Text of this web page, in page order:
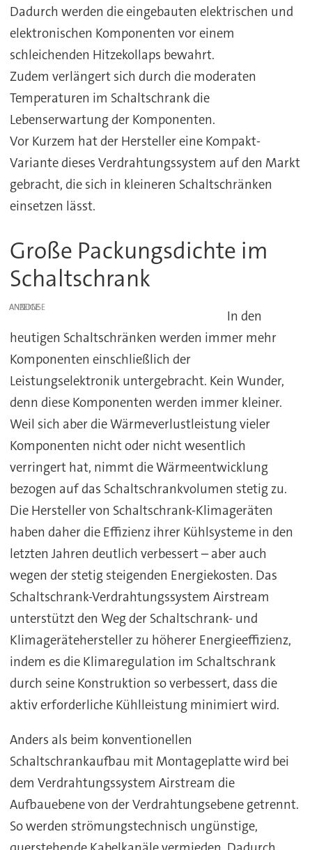
Dadurch werden die eingebauten elektrischen und
elektronischen Komponenten vor einem
schleichenden Hitzekollaps bewahrt.
Zudem verlängert sich durch die moderaten
Temperaturen im Schaltschrank die
Lebenserwartung der Komponenten.
Vor Kurzem hat der Hersteller eine Kompakt-
Variante dieses Verdrahtungssystem auf den Markt
gebracht, die sich in kleineren Schaltschränken
einsetzen lässt.
Große Packungsdichte im
Schaltschrank
ANZEIGE
In den
heutigen Schaltschränken werden immer mehr
Komponenten einschließlich der
Leistungselektronik untergebracht. Kein Wunder,
denn diese Komponenten werden immer kleiner.
Weil sich aber die Wärmeverlustleistung vieler
Komponenten nicht oder nicht wesentlich
verringert hat, nimmt die Wärmeentwicklung
bezogen auf das Schaltschrankvolumen stetig zu.
Die Hersteller von Schaltschrank-Klimageräten
haben daher die Effizienz ihrer Kühlsysteme in den
letzten Jahren deutlich verbessert – aber auch
wegen der stetig steigenden Energiekosten. Das
Schaltschrank-Verdrahtungssystem Airstream
unterstützt den Weg der Schaltschrank- und
Klimagerätehersteller zu höherer Energieeffizienz,
indem es die Klimaregulation im Schaltschrank
durch seine Konstruktion so verbessert, dass die
aktiv erforderliche Kühlleistung minimiert wird.
Anders als beim konventionellen
Schaltschrankaufbau mit Montageplatte wird bei
dem Verdrahtungssystem Airstream die
Aufbauebene von der Verdrahtungsebene getrennt.
So werden strömungstechnisch ungünstige,